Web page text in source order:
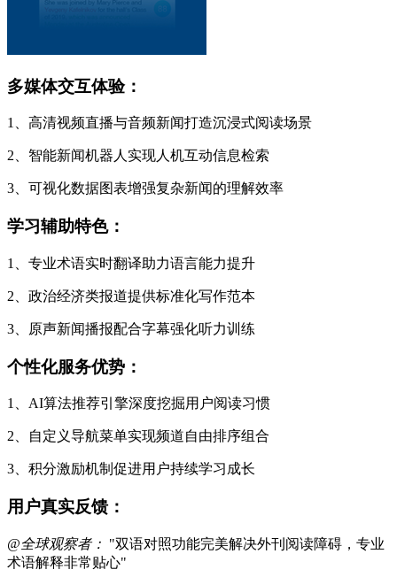
多媒体交互体验：
1、高清视频直播与音频新闻打造沉浸式阅读场景
2、智能新闻机器人实现人机互动信息检索
3、可视化数据图表增强复杂新闻的理解效率
学习辅助特色：
1、专业术语实时翻译助力语言能力提升
2、政治经济类报道提供标准化写作范本
3、原声新闻播报配合字幕强化听力训练
个性化服务优势：
1、AI算法推荐引擎深度挖掘用户阅读习惯
2、自定义导航菜单实现频道自由排序组合
3、积分激励机制促进用户持续学习成长
用户真实反馈：
@全球观察者： "双语对照功能完美解决外刊阅读障碍，专业
术语解释非常贴心"